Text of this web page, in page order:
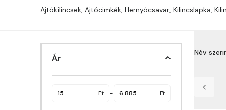
Ajtókilincsek, Ajtócimkék, Hernyócsavar, Kilincslapka,
Ár
Ft - Ft
Név
Név